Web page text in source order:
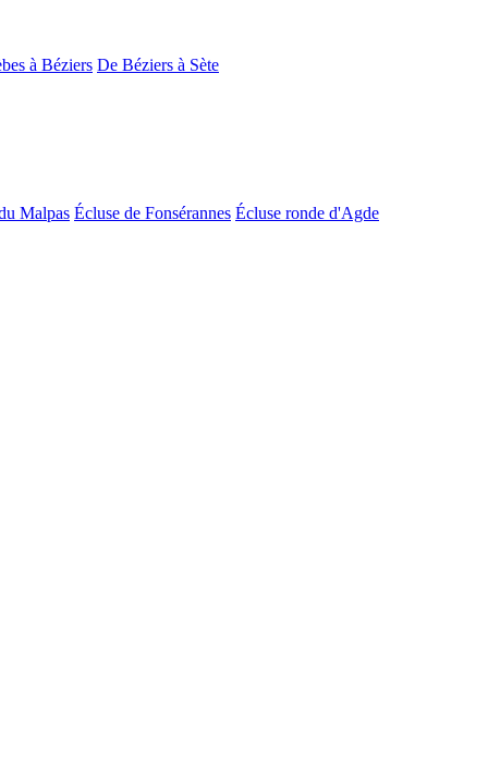
à Béziers De Béziers à Sète
Malpas Écluse de Fonsérannes Écluse ronde d'Agde